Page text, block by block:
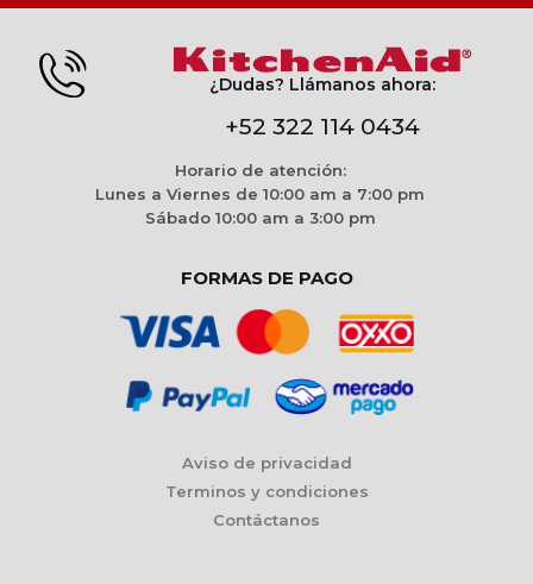
¿Dudas? Llámanos ahora:
+52 322 114 0434
Horario de atención:
Lunes a Viernes de 10:00 am a 7:00 pm
Sábado 10:00 am a 3:00 pm
FORMAS DE PAGO
Aviso de privacidad
Terminos y condiciones
Contáctanos